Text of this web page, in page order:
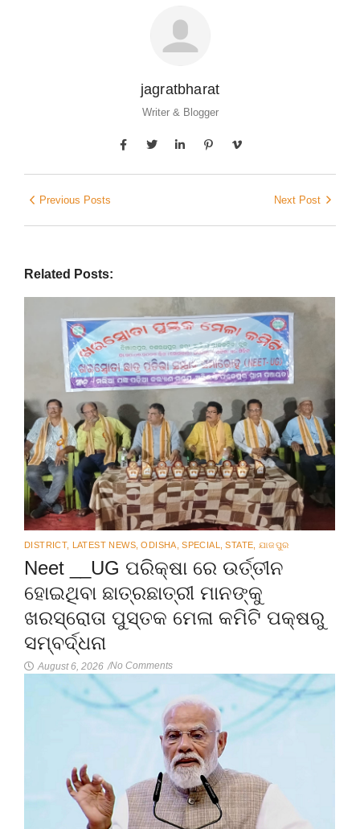
jagratbharat
Writer & Blogger
Previous Posts Next Post
Related Posts:
DISTRICT, LATEST NEWS ODISHA SPECIAL STATE ଯାଜପୁର
Neet __UG ପରିକ୍ଷା ରେ ଉର୍ତ୍ତୀନ
ହୋଇଥିବା ଛାତ୍ରଛାତ୍ରୀ ମାନଙ୍କୁ
ଖରସ୍ରୋତା ପୁସ୍ତକ ମେଳା କମିଟି ପକ୍ଷରୁ
ସମ୍ବର୍ଦ୍ଧନା
August 6, 2026 /No Comments